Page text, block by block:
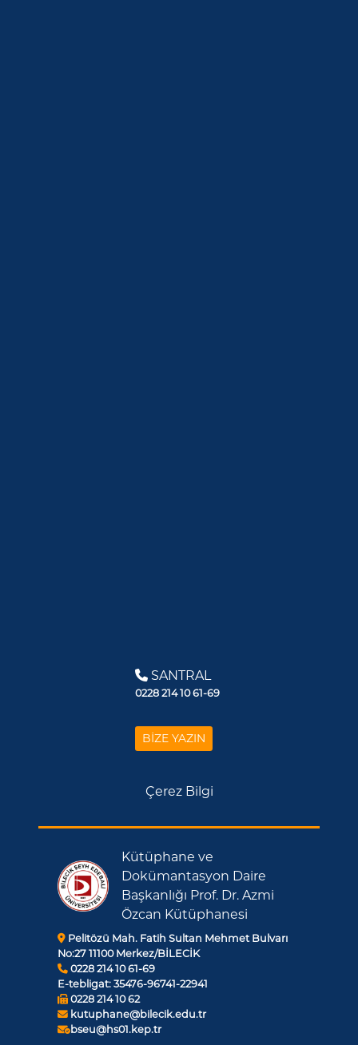
Kütüphane ve
Dokümantasyon Daire
Başkanlığı Prof. Dr. Azmi
Özcan Kütüphanesi
Pelitözü Mah. Fatih Sultan Mehmet Bulvarı
No:27 11100 Merkez/BİLECİK
0228 214 10 61-69
E-tebligat: 35476-96741-22941
0228 214 10 62
kutuphane@bilecik.edu.tr
bseu@hs01.kep.tr
SANTRAL
0228 214 10 61-69
BİZE YAZIN
Çerez Bilgi